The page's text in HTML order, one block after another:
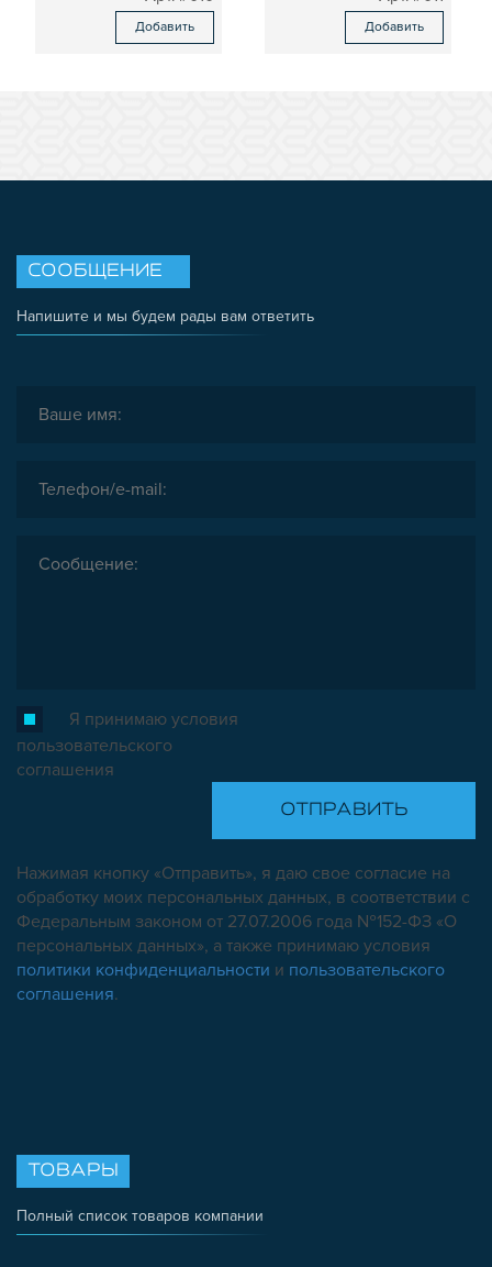
Добавить Добавить
СООБЩЕНИЕ
Напишите и мы будем рады вам ответить
Я принимаю условия
пользовательского
соглашения
Нажимая кнопку «Отправить», я даю свое согласие на
обработку моих персональных данных, в соответствии с
Федеральным законом от 27.07.2006 года №152-ФЗ «О
персональных данных», а также принимаю условия
политики конфиденциальности и пользовательского
соглашения.
ТОВАРЫ
Полный список товаров компании